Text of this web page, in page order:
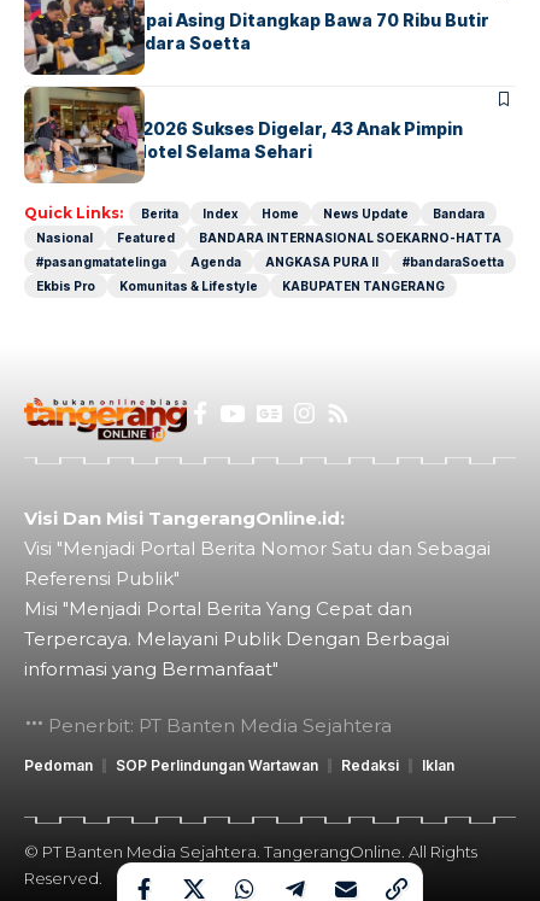
Kopilot Maskapai Asing Ditangkap Bawa 70 Ribu Butir
Ekstasi di Bandara Soetta
BERITAINDEX
GM For A Day 2026 Sukses Digelar, 43 Anak Pimpin
Operasional Hotel Selama Sehari
Quick Links: Berita Index Home News Update
Bandara
Nasional
Featured
BANDARA INTERNASIONAL SOEKARNO-HATTA
#pasangmatatelinga
Agenda ANGKASA PURA II
#bandaraSoetta
Ekbis Pro
Komunitas & Lifestyle KABUPATEN TANGERANG
Visi Dan Misi TangerangOnline.id:
Visi "Menjadi Portal Berita Nomor Satu dan Sebagai
Referensi Publik"
Misi "Menjadi Portal Berita Yang Cepat dan
Terpercaya. Melayani Publik Dengan Berbagai
informasi yang Bermanfaat"
Penerbit: PT Banten Media Sejahtera
Pedoman SOP Perlindungan Wartawan Redaksi Iklan
© PT Banten Media Sejahtera. TangerangOnline. All Rights
Reserved.